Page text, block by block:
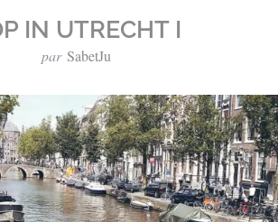
IN UTRECHT I
par SabetJu